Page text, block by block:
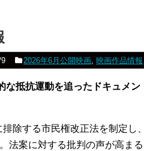
2026年6月公開映画, 映画作品情報
な抵抗運動を追ったドキュメン
除する市民権改正法を制定し、
法案に対する批判の声が高まる